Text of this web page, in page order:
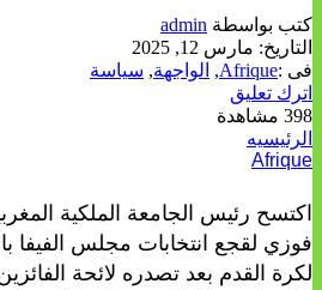
كتب بواسطة admin
التاريخ: مارس 12, 2025
فى :Afrique
, الواجهة, سياسة
اترك تعليق
398 مشاهدة
الرئيسيه
Afrique
اكتسح رئيس الجامعة الملكية
فوزي لقجع انتخابات مجلس الفيفا